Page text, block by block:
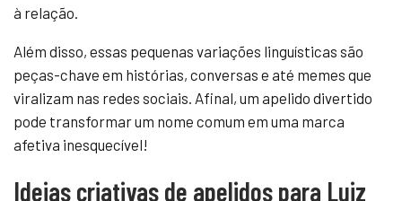
à relação.
Além disso, essas pequenas variações linguísticas são
peças-chave em histórias, conversas e até memes que
viralizam nas redes sociais. Afinal, um apelido divertido
pode transformar um nome comum em uma marca
afetiva inesquecível!
Ideias criativas de apelidos para Luiz